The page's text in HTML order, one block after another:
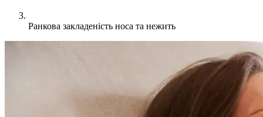
Ранкова закладеність носа та нежить